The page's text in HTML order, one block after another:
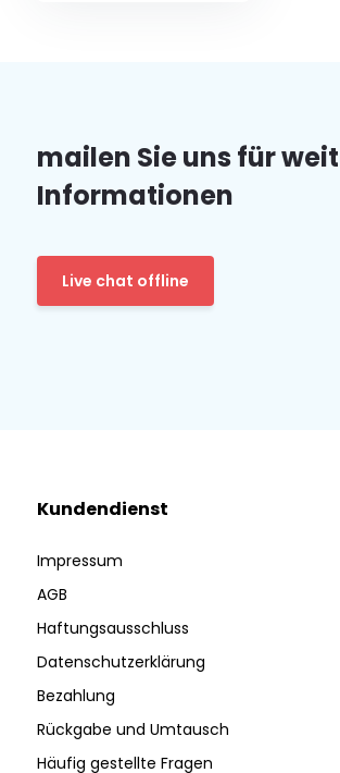
mailen Sie uns für
Informationen
Live chat offline
Kundendienst
Impressum
AGB
Haftungsausschluss
Datenschutzerklärung
Bezahlung
Rückgabe und Umtausch
Häufig gestellte Fragen